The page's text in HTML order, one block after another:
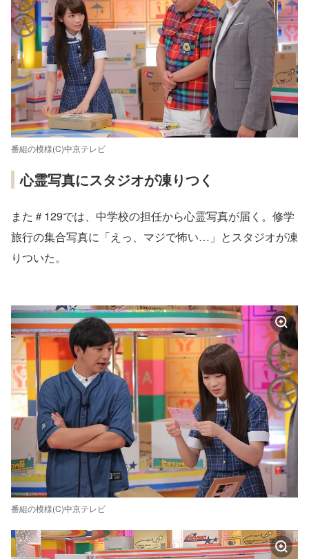
番組の模様(C)中京テレビ
心霊写真にスタジオが凍りつく
また＃129では、中学校の担任から心霊写真が届く。修学
旅行の集合写真に「えっ、マジで怖い…」とスタジオが凍
りついた。
番組の模様(C)中京テレビ